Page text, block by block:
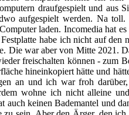
draufgespielt und aus
aufgespielt werden. Na
laden. Incomedia hat
habe ich nicht auf
Die war aber von Mitte 2021 .
freischalten können -zum
hineinkopiert hätte und
an und ich war froh
wohne ich nicht alleine
keinen Bademantel und